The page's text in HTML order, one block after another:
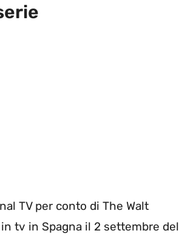
TV per conto di The Walt
tv in Spagna il 2 settembre del